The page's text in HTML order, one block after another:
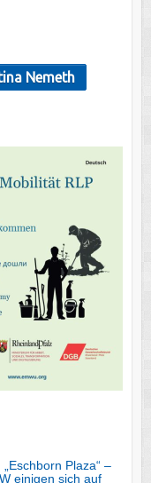
Nemeth
Plaza“ –
einigen sich auf